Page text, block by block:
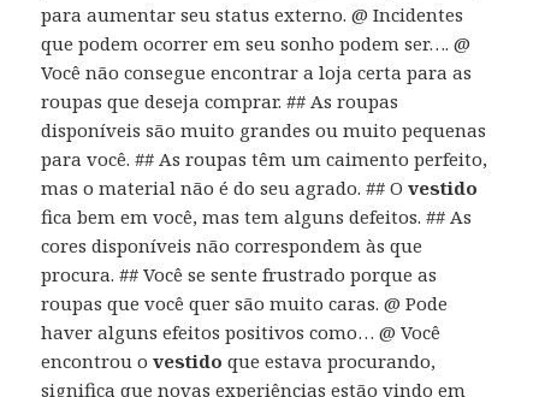
para aumentar seu status externo. @ Incidentes
que podem ocorrer em seu sonho podem ser…. @
Você não consegue encontrar a loja certa para as
roupas que deseja comprar. ## As roupas
disponíveis são muito grandes ou muito pequenas
para você. ## As roupas têm um caimento perfeito,
mas o material não é do seu agrado. ## Ovestido
fica bem em você, mas tem alguns defeitos. ## As
cores disponíveis não correspondem às que
procura. ## Você se sente frustrado porque as
roupas que você quer são muito caras. @ Pode
haver alguns efeitos positivos como… @ Você
encontrou ovestido que estava procurando,
significa que novas experiências estão vindo em